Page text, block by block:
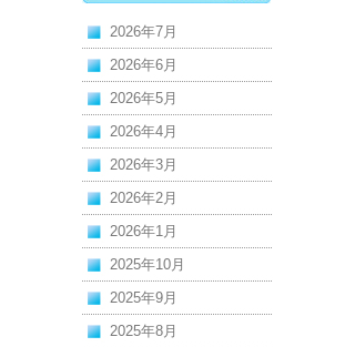
2026年7月
2026年6月
2026年5月
2026年4月
2026年3月
2026年2月
2026年1月
2025年10月
2025年9月
2025年8月